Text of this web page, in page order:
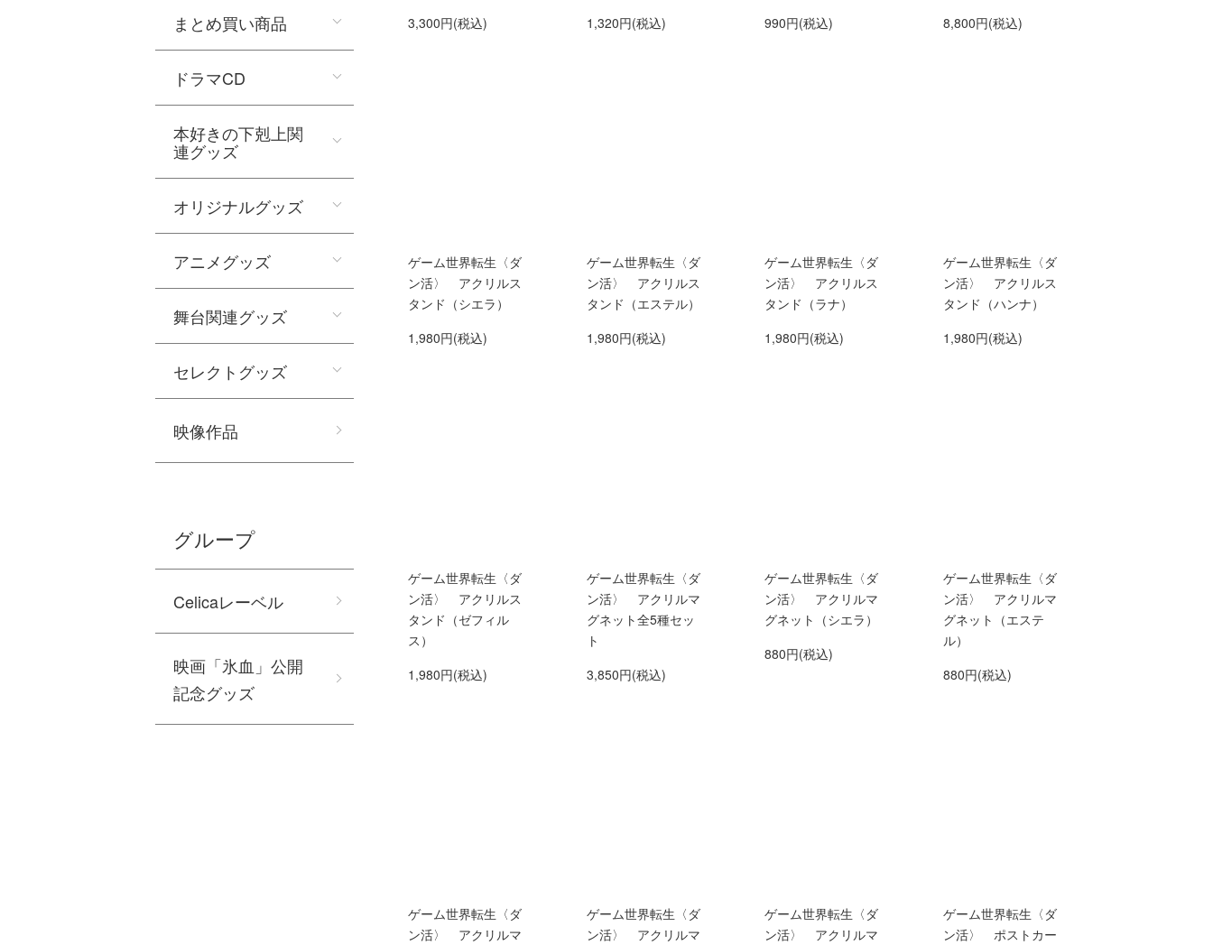
3,300円(税込)
1,320円(税込)
990円(税込)
8,800円(税込)
ゲーム世界転生〈ダ
ン活〉 アクリルス
タンド（シエラ）
1,980円(税込)
ゲーム世界転生〈ダ
ン活〉 アクリルス
タンド（エステル）
1,980円(税込)
ゲーム世界転生〈ダ
ン活〉 アクリルス
タンド（ラナ）
1,980円(税込)
ゲーム世界転生〈ダ
ン活〉 アクリルス
タンド（ハンナ）
1,980円(税込)
ゲーム世界転生〈ダ
ン活〉 アクリルス
タンド（ゼフィル
ス）
1,980円(税込)
ゲーム世界転生〈ダ
ン活〉 アクリルマ
グネット全5種セッ
ト
3,850円(税込)
ゲーム世界転生〈ダ
ン活〉 アクリルマ
グネット（シエラ）
880円(税込)
ゲーム世界転生〈ダ
ン活〉 アクリルマ
グネット（エステ
ル）
880円(税込)
ゲーム世界転生〈ダ
ン活〉 アクリルマ
ゲーム世界転生〈ダ
ン活〉 アクリルマ
ゲーム世界転生〈ダ
ン活〉 アクリルマ
ゲーム世界転生〈ダ
ン活〉 ポストカー
まとめ買い商品
ドラマCD
本好きの下剋上関
連グッズ
オリジナルグッズ
アニメグッズ
舞台関連グッズ
セレクトグッズ
映像作品
グループ
Celicaレーベル
映画「氷血」公開
記念グッズ